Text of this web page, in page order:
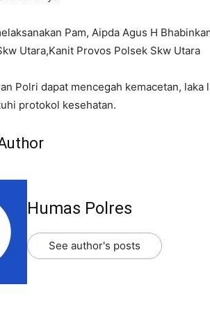
Pam, Aipda Agus H
Utara,Kanit Provos Polsek Skw Utara
Polri dapat mencegah kemacetan, laka
protokol kesehatan.
Humas Polres
See author's posts